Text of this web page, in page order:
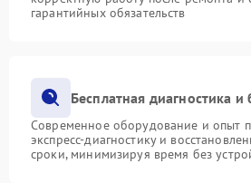
гарантийных обязательств
Бесплатная диагностика
Современное оборудование и опыт
экспресс-диагностику и
сроки, минимизируя время без